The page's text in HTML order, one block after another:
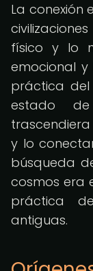
La conexión
físico y lo
emocional
práctica
estado
y lo
búsqueda
cosmos era
práctica
antiguas.